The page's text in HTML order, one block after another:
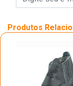
Produtos